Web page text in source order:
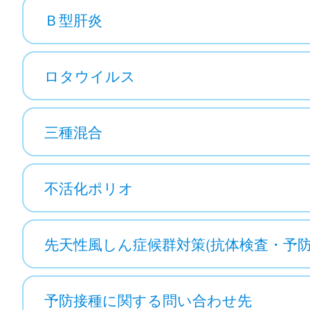
Ｂ型肝炎
ロタウイルス
三種混合
不活化ポリオ
先天性風しん症候群対策(抗体検査・予
予防接種に関する問い合わせ先